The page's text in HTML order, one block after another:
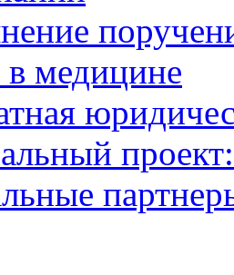
медицине